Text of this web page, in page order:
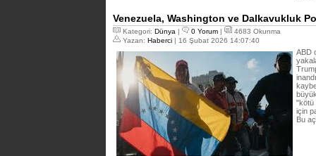
Venezuela, Washington ve Dalkavukluk
Kategori: Dünya | 0 Yorum |
4683 Okunma
Yazan: Haberci | 16 Şubat 2026 14:07:40
ABD
"kötü
için
Bu